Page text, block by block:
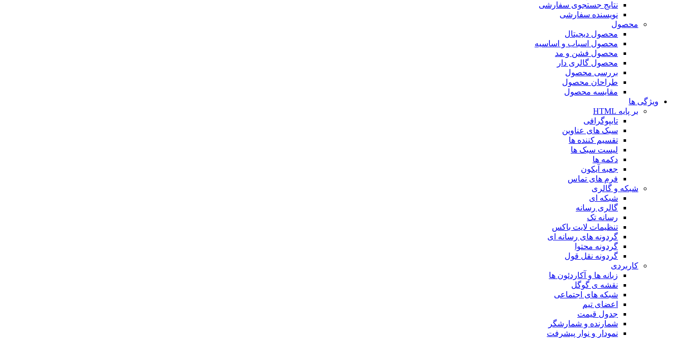
نتایج جستجوی سفارشی
نویسنده سفارشی
محصول
محصول دیجیتال
محصول اسباب و اساسیه
محصول فشن و مد
محصول گالری دار
بررسی محصول
طراحان محصول
مقایسه محصول
ویژگی ها
بر پایه HTML
تایپوگرافی
سبک های عناوین
تقسیم کننده ها
لیست سبک ها
دکمه ها
جعبه آیکون
فرم های تماس
شبکه و گالری
شبکه ای
گالری رسانه
رسانه تک
تنظیمات لایت باکس
گردونه های رسانه ای
گردونه محتوا
گردونه نقل قول
کاربردی
زبانه ها و آکاردئون ها
نقشه ی گوگل
شبکه های اجتماعی
اعضای تیم
جدول قیمت
شمارنده و شمارشگر
نمودار و نوار پیشرفت